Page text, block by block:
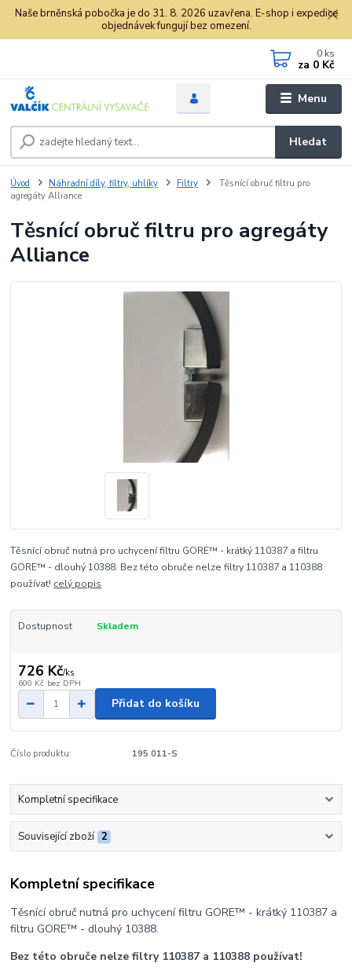
Naše brněnská pobočka je do 31. 8. 2026 uzavřena. E-shop i expedice
objednávek fungují bez omezení.
Menu
Hledat
0 ks
za 0 Kč
Úvod Náhradní díly, filtry, uhlíky Filtry
Těsnící obruč filtru pro
agregáty Alliance
Těsnící obruč filtru pro agregáty
Alliance
Těsnící obruč nutná pro uchycení filtru GORE™ - krátký 110387 a filtru
GORE™ - dlouhý 10388. Bez této obruče nelze filtry 110387 a 110388
používat! celý popis
Dostupnost Skladem
726 Kč/ks
600 Kč bez DPH
Přidat do košíku
Číslo produktu: 195 011-S
Kompletní specifikace
Související zboží 2
Kompletní specifikace
Těsnící obruč nutná pro uchycení filtru GORE™ - krátký 110387 a
filtru GORE™ - dlouhý 10388.
Bez této obruče nelze filtry 110387 a 110388 používat!